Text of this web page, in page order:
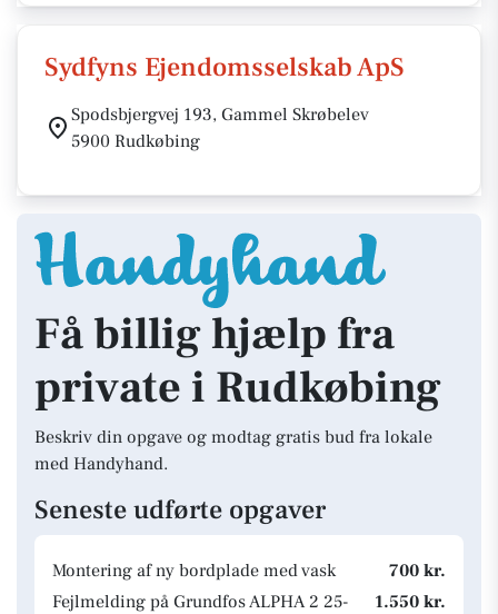
Sydfyns Ejendomsselskab ApS
Spodsbjergvej 193, Gammel Skrøbelev
5900 Rudkøbing
Få billig hjælp fra
private i Rudkøbing
Beskriv din opgave og modtag gratis bud fra lokale
med Handyhand.
Seneste udførte opgaver
Montering af ny bordplade med vask
700 kr.
Fejlmelding på Grundfos ALPHA 2 25-
1.550 kr.